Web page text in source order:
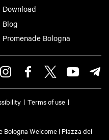
Download
Blog
Promenade Bologna
Terms of use
Welcome | Piazza del